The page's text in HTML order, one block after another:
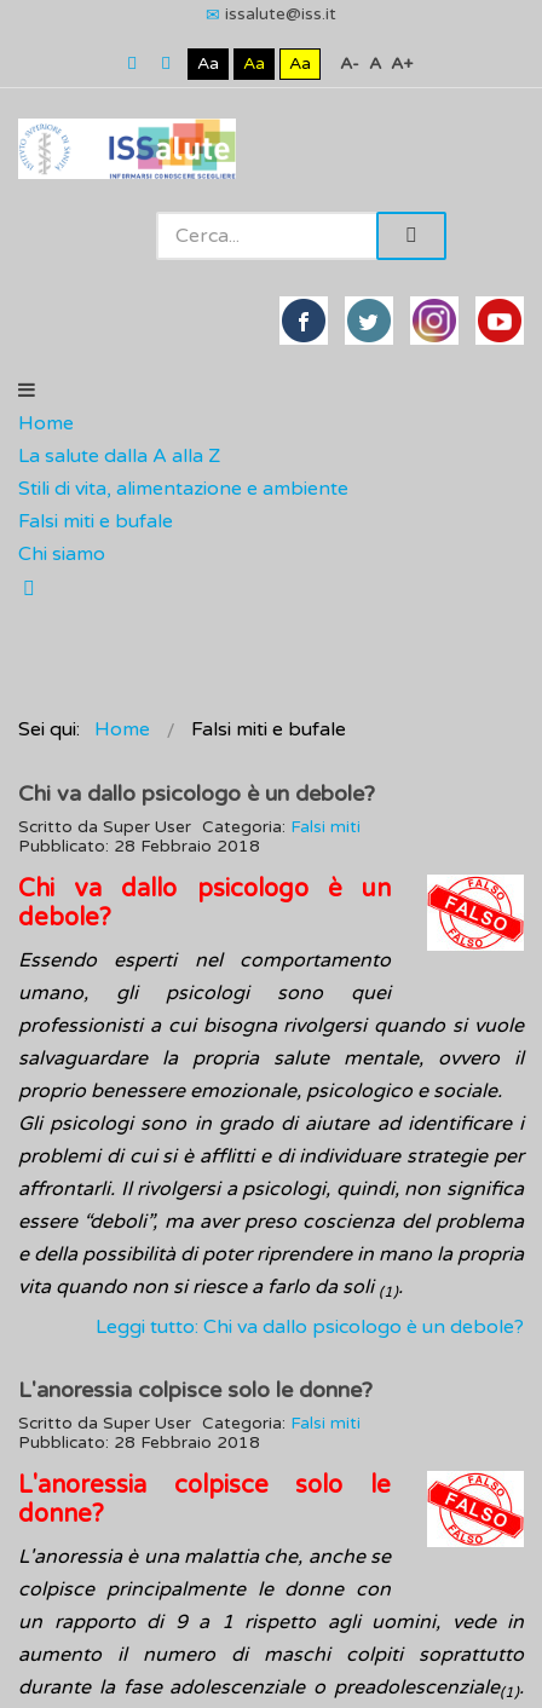
issalute@iss.it
Aa Aa Aa A- A A+
Home
La salute dalla A alla Z
Stili di vita, alimentazione e ambiente
Falsi miti e bufale
Chi siamo
Sei qui: Home Falsi miti e bufale
Chi va dallo psicologo è un debole?
Scritto da Super User Categoria: Falsi miti
Pubblicato: 28 Febbraio 2018
Chi va dallo psicologo è un
debole?
Essendo esperti nel comportamento
umano, gli psicologi sono quei
professionisti a cui bisogna rivolgersi quando si vuole
salvaguardare la propria salute mentale, ovvero il
proprio benessere emozionale, psicologico e sociale.
Gli psicologi sono in grado di aiutare ad identificare i
problemi di cui si è afflitti e di individuare strategie per
affrontarli. Il rivolgersi a psicologi, quindi, non significa
essere “deboli”, ma aver preso coscienza del problema
e della possibilità di poter riprendere in mano la propria
vita quando non si riesce a farlo da soli (1).
Leggi tutto: Chi va dallo psicologo è un debole?
L'anoressia colpisce solo le donne?
Scritto da Super User Categoria: Falsi miti
Pubblicato: 28 Febbraio 2018
L'anoressia colpisce solo le
donne?
L'anoressia è una malattia che, anche se
colpisce principalmente le donne con
un rapporto di 9 a 1 rispetto agli uomini, vede in
aumento il numero di maschi colpiti soprattutto
durante la fase adolescenziale o preadolescenziale(1).